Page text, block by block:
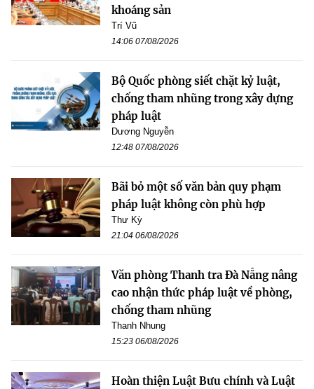
khoáng sản
Trí Vũ
14:06 07/08/2026
Bộ Quốc phòng siết chặt kỷ luật,
chống tham nhũng trong xây dựng
pháp luật
Dương Nguyễn
12:48 07/08/2026
Bãi bỏ một số văn bản quy phạm
pháp luật không còn phù hợp
Thư Kỳ
21:04 06/08/2026
Văn phòng Thanh tra Đà Nẵng nâng
cao nhận thức pháp luật về phòng,
chống tham nhũng
Thanh Nhung
15:23 06/08/2026
Hoàn thiện Luật Bưu chính và Luật